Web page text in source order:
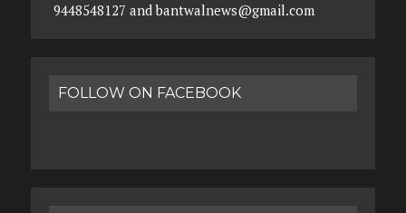
9448548127 and bantwalnews@gmail.com
FOLLOW ON FACEBOOK